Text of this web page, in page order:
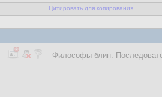
Цитировать для копирования
Философы блин.